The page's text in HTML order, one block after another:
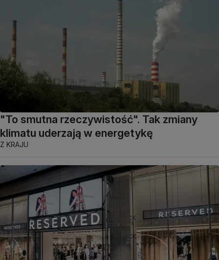
"To smutna rzeczywistość". Tak zmiany
klimatu uderzają w energetykę
Z KRAJU